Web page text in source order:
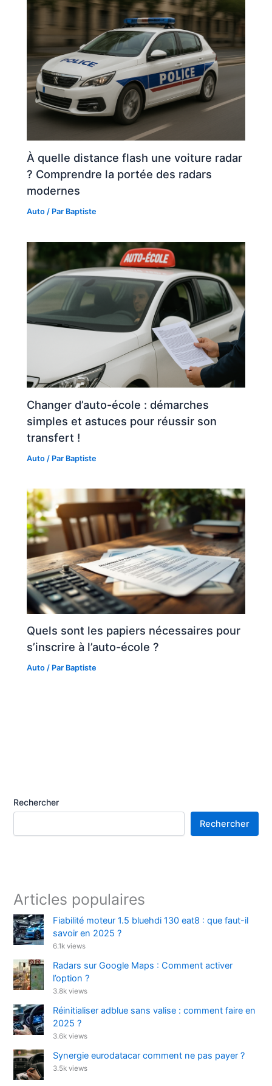
À quelle distance flash une voiture radar
? Comprendre la portée des radars
modernes
Auto / Par Baptiste
Changer d’auto-école : démarches
simples et astuces pour réussir son
transfert !
Auto / Par Baptiste
Quels sont les papiers nécessaires pour
s’inscrire à l’auto-école ?
Auto / Par Baptiste
Rechercher
Rechercher
Articles populaires
Fiabilité moteur 1.5 bluehdi 130 eat8 : que faut-il
savoir en 2025 ?
6.1k views
Radars sur Google Maps : Comment activer
l’option ?
3.8k views
Réinitialiser adblue sans valise : comment faire en
2025 ?
3.6k views
Synergie eurodatacar comment ne pas payer ?
3.5k views